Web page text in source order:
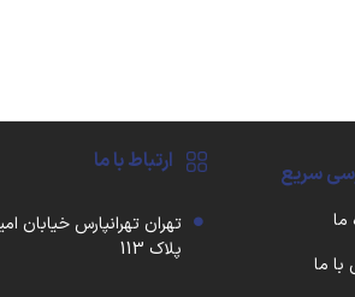
سریع
ما
ما
ارتباط با ما
تهران تهرانپارس خیابان
پلاک 113